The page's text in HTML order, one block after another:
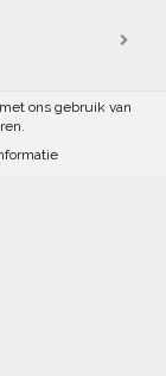
ons gebruik van